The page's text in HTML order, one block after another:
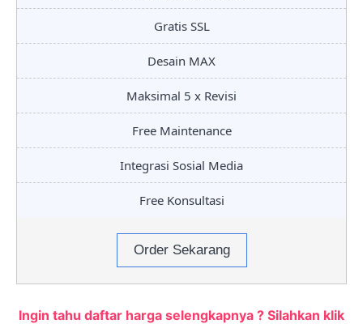
Gratis SSL
Desain MAX
Maksimal 5 x Revisi
Free Maintenance
Integrasi Sosial Media
Free Konsultasi
Order Sekarang
Ingin tahu daftar harga selengkapnya ? Silahkan klik